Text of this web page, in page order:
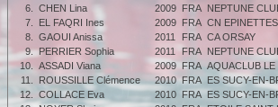
6. CHEN Lina 2009 FRA NEPTUNE
7. EL FAQRI Ines 2009 FRA CN
8. GAOUI Anissa 2011 FRA CA ORSAY
9. PERRIER Sophia 2011 FRA NEPTUNE
10. ASSADI Viana 2009 FRA AQUACLUB LE
11. ROUSSILLE Clémence 2010 FRA ES SUCY-EN-
12. COLLACE Eva 2010 FRA ES SUCY-EN-